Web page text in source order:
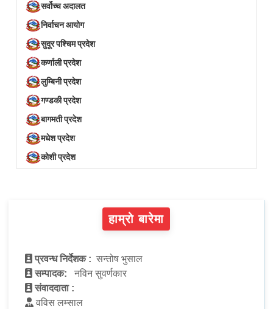
सर्वोच्च अदालत
निर्वाचन आयोग
सुदूर पश्चिम प्रदेश
कर्णाली प्रदेश
लुम्बिनी प्रदेश
गण्डकी प्रदेश
बागमती प्रदेश
मधेश प्रदेश
कोशी प्रदेश
हाम्रो बारेमा
प्रवन्ध निर्देशक : सन्तोष भुसाल
सम्पादक:
नविन सुवर्णकार
संवाददाता :
वविस लम्साल